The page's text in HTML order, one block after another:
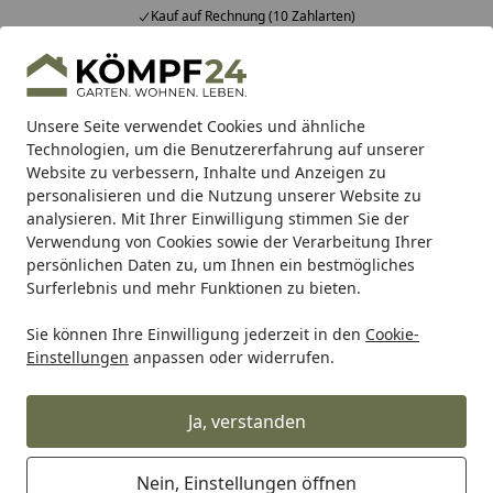
Unsere Seite verwendet Cookies und ähnliche
Technologien, um die Benutzererfahrung auf unserer
Website zu verbessern, Inhalte und Anzeigen zu
personalisieren und die Nutzung unserer Website zu
analysieren. Mit Ihrer Einwilligung stimmen Sie der
Verwendung von Cookies sowie der Verarbeitung Ihrer
persönlichen Daten zu, um Ihnen ein bestmögliches
Surferlebnis und mehr Funktionen zu bieten.
Sie können Ihre Einwilligung jederzeit in den Cookie-
Einstellungen anpassen oder widerrufen.
Ja, verstanden
Nein, Einstellungen öffnen
Kauf auf Rechnung (10 Zahlarten)
Alle Produkte
Mein Konto
Suchen
Startseite
Grill Grillzubehör Grillabdeckungen Winza Outdoor
Winza Outdoor Covers Premium
Abdeckhaube für Grill, 155 x 65 x
110 cm - Abverkauf